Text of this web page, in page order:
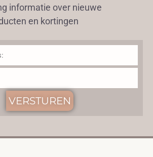
informatie over nieuwe
en kortingen
VERSTUREN